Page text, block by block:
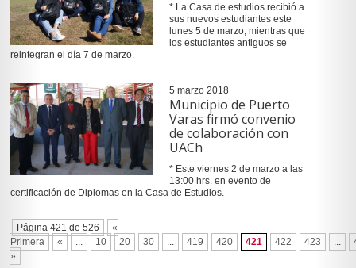
* La Casa de estudios recibió a
sus nuevos estudiantes este
lunes 5 de marzo, mientras que
los estudiantes antiguos se
reintegran el día 7 de marzo.
5 marzo 2018
Municipio de Puerto
Varas firmó convenio
de colaboración con
UACh
* Este viernes 2 de marzo a las
13:00 hrs. en evento de
certificación de Diplomas en la Casa de Estudios.
Página 421 de 526
«
Primera
« ... 10 20 30 ... 419 420 421 422 423 ...
»